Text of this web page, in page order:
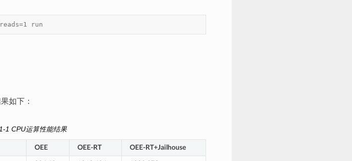
run
如下：
1 CPU运算性能结果
OEE OEE-RT OEE-RT+Jailhouse